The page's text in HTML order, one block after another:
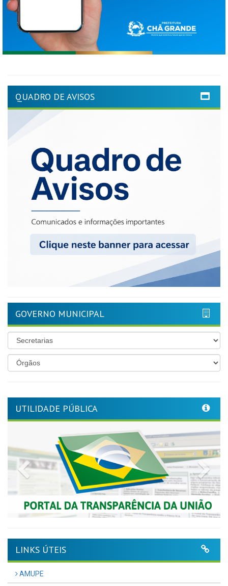
QUADRO DE AVISOS
GOVERNO MUNICIPAL
UTILIDADE PÚBLICA
Previous
LINKS ÚTEIS
AMUPE